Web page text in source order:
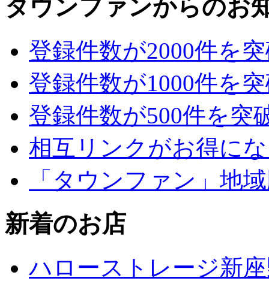
タウンファンからのお
登録件数が2000件を
登録件数が1000件を
登録件数が500件を突
相互リンクがお得に
「タウンファン」地
新着のお店
ハローストレージ新